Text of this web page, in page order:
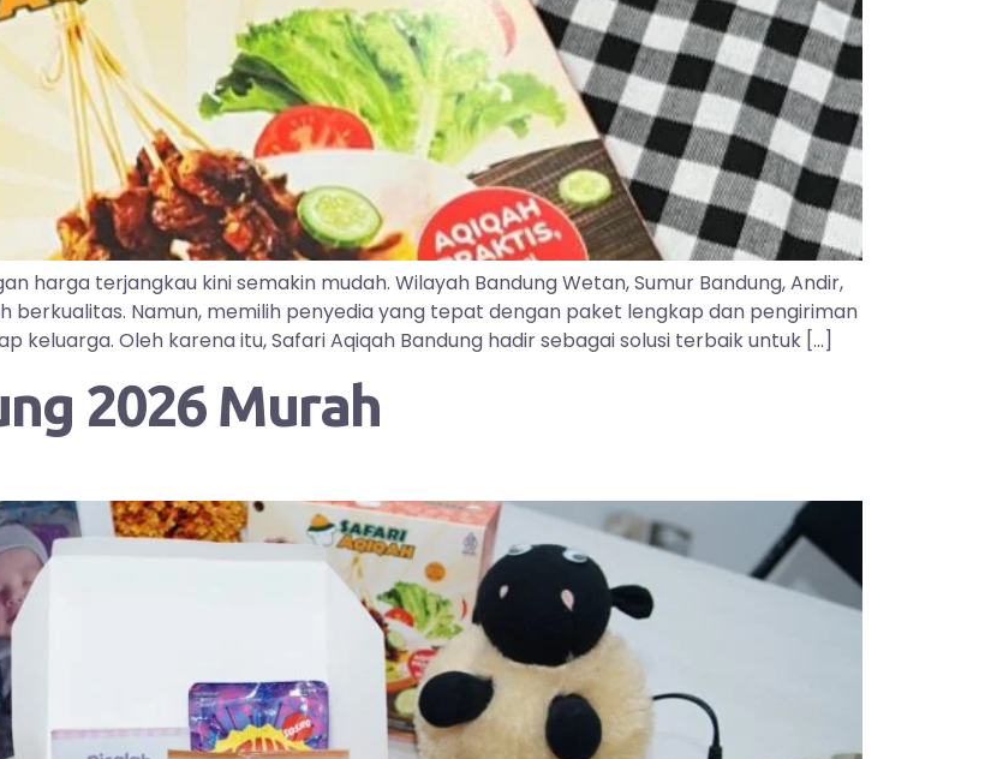
harga terjangkau kini semakin mudah. Wilayah Bandung Wetan, Sumur Bandung, Andir,
berkualitas. Namun, memilih penyedia yang tepat dengan paket lengkap dan pengiriman
Oleh karena itu, Safari Aqiqah Bandung hadir sebagai solusi terbaik untuk […]
2026 Murah